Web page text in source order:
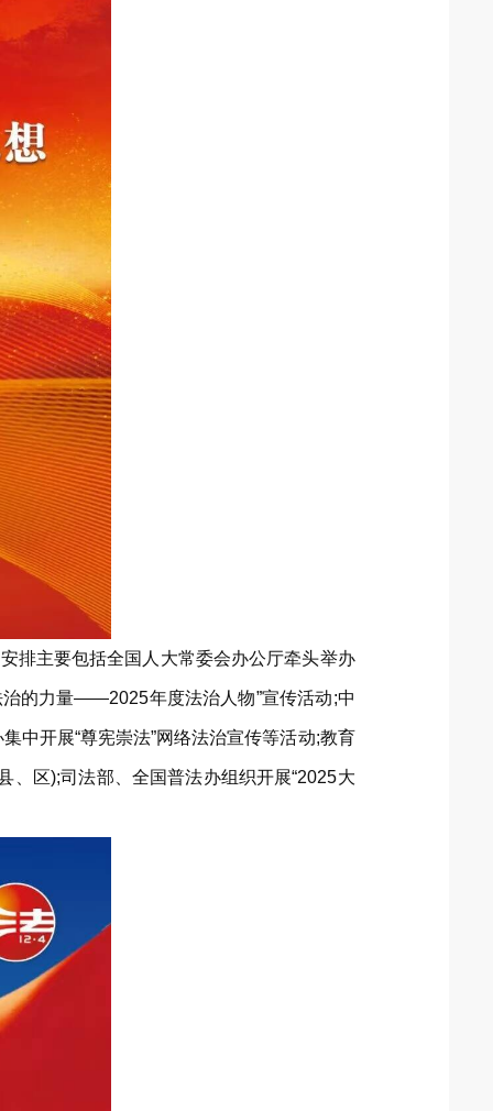
排主要包括全国人大常委会办公厅牵头举办
的力量——2025年度法治人物”宣传活动;中
中开展“尊宪崇法”网络法治宣传等活动;教育
、区);司法部、全国普法办组织开展“2025大